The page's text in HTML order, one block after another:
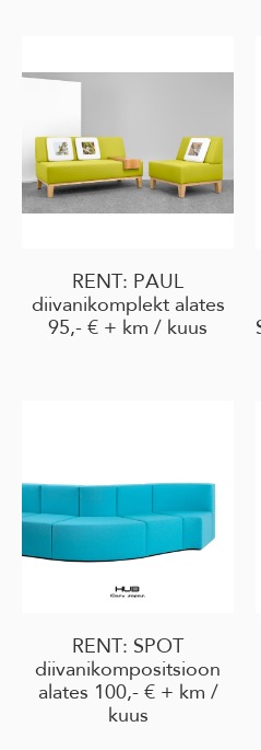
RENT: PAUL
diivanikomplekt alates
95,- € + km / kuus
RENT: SPOT
diivanikompositsioon
alates 100,- € + km /
kuus